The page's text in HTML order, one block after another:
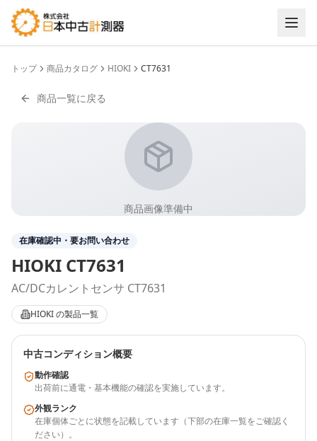
トップ 商品カタログ HIOKI CT7631
商品一覧に戻る
商品画像準備中
在庫確認中・要お問い合わせ
HIOKI CT7631
AC/DCカレントセンサ CT7631
HIOKIの製品一覧
中古コンディション概要
動作確認
出荷前に通電・基本機能の確認を実施しています。
外観ランク
在庫個体ごとに状態を記載しています（下部の在庫一覧をご確認く
ださい）。